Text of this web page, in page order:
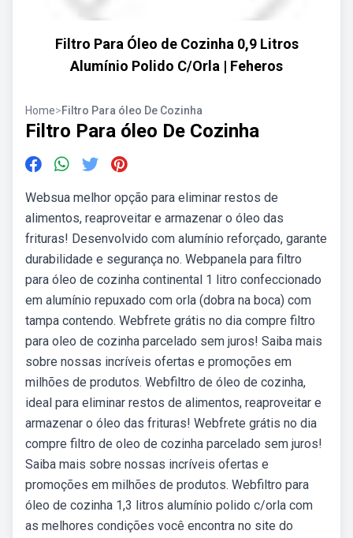
Filtro Para Óleo de Cozinha 0,9 Litros
Alumínio Polido C/Orla | Feheros
Home>Filtro Para óleo De Cozinha
Filtro Para óleo De Cozinha
Websua melhor opção para eliminar restos de
alimentos, reaproveitar e armazenar o óleo das
frituras! Desenvolvido com alumínio reforçado, garante
durabilidade e segurança no. Webpanela para filtro
para óleo de cozinha continental 1 litro confeccionado
em alumínio repuxado com orla (dobra na boca) com
tampa contendo. Webfrete grátis no dia compre filtro
para oleo de cozinha parcelado sem juros! Saiba mais
sobre nossas incríveis ofertas e promoções em
milhões de produtos. Webfiltro de óleo de cozinha,
ideal para eliminar restos de alimentos, reaproveitar e
armazenar o óleo das frituras! Webfrete grátis no dia
compre filtro de oleo de cozinha parcelado sem juros!
Saiba mais sobre nossas incríveis ofertas e
promoções em milhões de produtos. Webfiltro para
óleo de cozinha 1,3 litros alumínio polido c/orla com
as melhores condições você encontra no site do